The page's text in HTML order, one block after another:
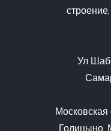
Ул
Московская
Голицыно,